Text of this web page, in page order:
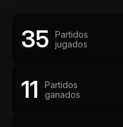
35
Partidos
jugados
11
Partidos
ganados